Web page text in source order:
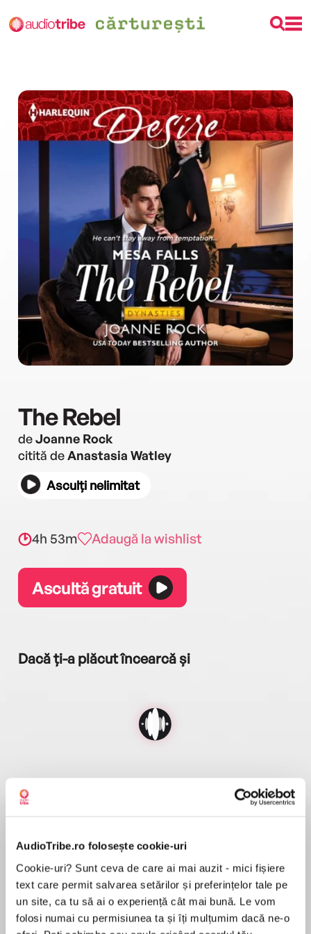
AudioTribe.ro folosește cookie-uri
Cookie-uri? Sunt ceva de care ai mai auzit - mici fișiere
text care permit salvarea setărilor și preferințelor tale pe
un site, ca tu să ai o experiență cât mai bună. Le vom
folosi numai cu permisiunea ta și îți mulțumim dacă ne-o
The Rebel
deJoanne Rock
citită deAnastasia Watley
Asculți nelimitat
4h 53m Adaugă la wishlist
Ascultă gratuit
Dacă ți-a plăcut încearcă și
He’ll take what’s his—
including the woman who stands in his way.
MAI MULT